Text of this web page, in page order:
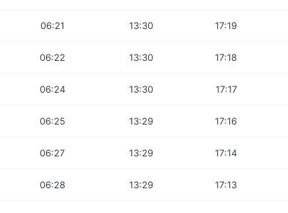
06:21 13:30 17:19
06:22 13:30 17:18
06:24 13:30 17:17
06:25 13:29 17:16
06:27 13:29 17:14
06:28 13:29 17:13